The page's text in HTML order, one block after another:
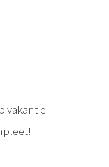
vakantie